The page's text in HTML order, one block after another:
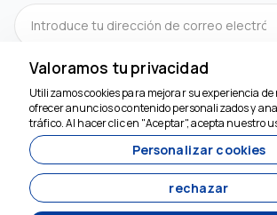
MEDIOS DE COMUNICACIÓN SOCIAL
Valoramos tu privacidad
Utilizamos cookies para mejorar su experiencia de
ofrecer anuncios o contenido personalizados y
tráfico. Al hacer clic en "Aceptar", acepta nuestro
Personalizar cookies
rechazar